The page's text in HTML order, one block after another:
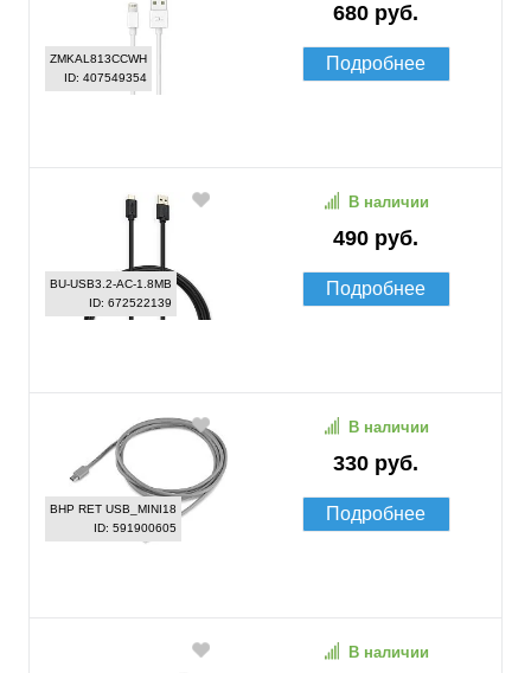
ZMKAL813CCWH
ID: 407549354
680 руб.
Подробнее
BU-USB3.2-AC-1.8MB
ID: 672522139
490 руб.
В наличии
Подробнее
BHP RET USB_MINI18
ID: 591900605
330 руб.
В наличии
Подробнее
В наличии